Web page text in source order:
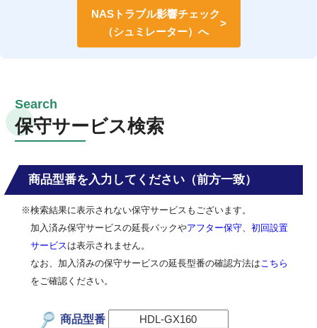
NASトラブル影響チェック
（シュミレーター）へ
保守サービス検索
商品型番を入力してください（前方一致）
※検索結果に表示されない保守サービスもございます。
加入済み保守サービスの延長パックやアフター保守
初回設置
サービス は表示されません。
なお、加入済みの保守サービスの延長型番の確認方法は こちら
をご確認ください。
商品型番